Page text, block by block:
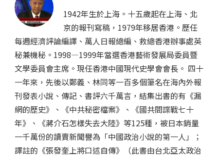
1942年生於上海。十五歲起在上海、北
京的報刊寫稿，1979年移居香港。歷任
每週經濟評論編譯、萬人日報總編、救總香港辦事處英
秘兼機秘。1998—1999年當選香港藝術發展局委員暨
文學委員會主席。現任香港中國現代史學會會長。 四十
一年來，先後以鄭義、林同等一百多個筆名在海內外報
刊發表小說、傳記、書評六千萬言，結集出書的有《漏
網的歷史》、《中共秘密檔案》、《國共間諜戰七十
年》、《蔣介石怎樣失去大陸》等125種，被日本銷量
一千萬份的讀賣新聞譽為「中國政治小說的第一人」；
譯註的《張發奎上將口述自傳》（此書由台北亞太政治